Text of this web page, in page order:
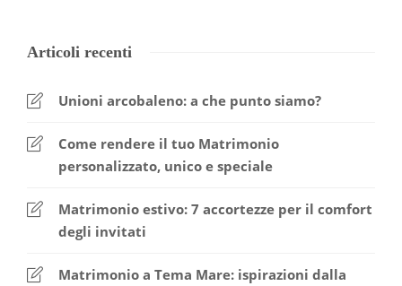
Articoli recenti
Unioni arcobaleno: a che punto siamo?
Come rendere il tuo Matrimonio
personalizzato, unico e speciale
Matrimonio estivo: 7 accortezze per il comfort
degli invitati
Matrimonio a Tema Mare: ispirazioni dalla